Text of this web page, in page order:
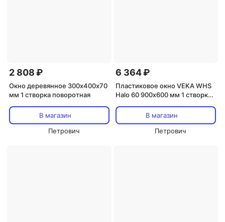
2 808 ₽
Окно деревянное 300х400х70
мм 1 створка поворотная
В магазин
Петрович
6 364 ₽
Пластиковое окно VEKA WHS
Halo 60 900х600 мм 1 створка
В магазин
Петрович